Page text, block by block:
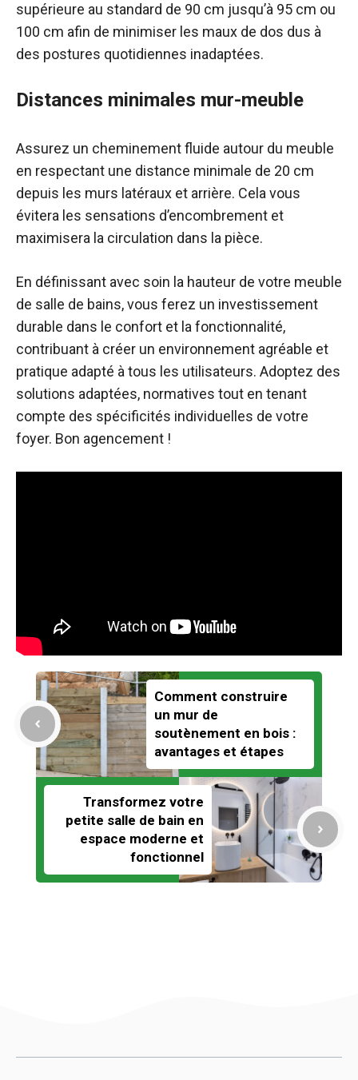
supérieure au standard de 90 cm jusqu’à 95 cm ou
100 cm afin de minimiser les maux de dos dus à
des postures quotidiennes inadaptées.
Distances minimales mur-meuble
Assurez un cheminement fluide autour du meuble
en respectant une distance minimale de 20 cm
depuis les murs latéraux et arrière. Cela vous
évitera les sensations d’encombrement et
maximisera la circulation dans la pièce.
En définissant avec soin la hauteur de votre meuble
de salle de bains, vous ferez un investissement
durable dans le confort et la fonctionnalité,
contribuant à créer un environnement agréable et
pratique adapté à tous les utilisateurs. Adoptez des
solutions adaptées, normatives tout en tenant
compte des spécificités individuelles de votre
foyer. Bon agencement !
Comment construire
un mur de
soutènement en bois :
avantages et étapes
Transformez votre
petite salle de bain en
espace moderne et
fonctionnel